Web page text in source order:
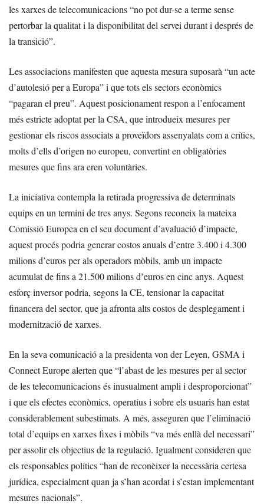
les xarxes de telecomunicacions “no pot dur-se a terme sense
pertorbar la qualitat i la disponibilitat del servei durant i després de
la transició”.
Les associacions manifesten que aquesta mesura suposarà “un acte
d’autolesió per a Europa” i que tots els sectors econòmics
“pagaran el preu”. Aquest posicionament respon a l’enfocament
més estricte adoptat per la CSA, que introdueix mesures per
gestionar els riscos associats a proveïdors assenyalats com a crítics,
molts d’ells d’origen no europeu, convertint en obligatòries
mesures que fins ara eren voluntàries.
La iniciativa contempla la retirada progressiva de determinats
equips en un termini de tres anys. Segons reconeix la mateixa
Comissió Europea en el seu document d’avaluació d’impacte,
aquest procés podria generar costos anuals d’entre 3.400 i 4.300
milions d’euros per als operadors mòbils, amb un impacte
acumulat de fins a 21.500 milions d’euros en cinc anys. Aquest
esforç inversor podria, segons la CE, tensionar la capacitat
financera del sector, que ja afronta alts costos de desplegament i
modernització de xarxes.
En la seva comunicació a la presidenta von der Leyen, GSMA i
Connect Europe alerten que “l’abast de les mesures per al sector
de les telecomunicacions és inusualment ampli i desproporcionat”
i que els efectes econòmics, operatius i sobre els usuaris han estat
considerablement subestimats. A més, asseguren que l’eliminació
total d’equips en xarxes fixes i mòbils “va més enllà del necessari”
per assolir els objectius de la regulació. Igualment consideren que
els responsables polítics “han de reconèixer la necessària certesa
jurídica, especialment quan ja s’han acordat i s’estan implementant
mesures nacionals”.